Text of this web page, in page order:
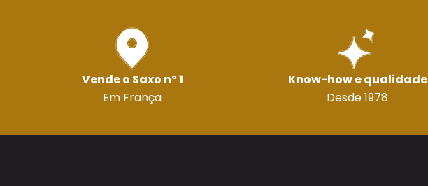
Vende o Saxo nº 1
Em França
Know-how e qualidade
Desde 1978